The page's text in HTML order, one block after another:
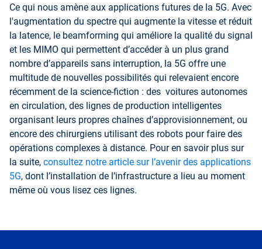
Ce qui nous amène aux applications futures de la 5G. Avec
l'augmentation du spectre qui augmente la vitesse et réduit
la latence, le beamforming qui améliore la qualité du signal
et les MIMO qui permettent d’accéder à un plus grand
nombre d’appareils sans interruption, la 5G offre une
multitude de nouvelles possibilités qui relevaient encore
récemment de la science-fiction : des voitures autonomes
en circulation, des lignes de production intelligentes
organisant leurs propres chaînes d’approvisionnement, ou
encore des chirurgiens utilisant des robots pour faire des
opérations complexes à distance. Pour en savoir plus sur
la suite, consultez notre article sur l’avenir des applications
5G, dont l’installation de l’infrastructure a lieu au moment
même où vous lisez ces lignes.